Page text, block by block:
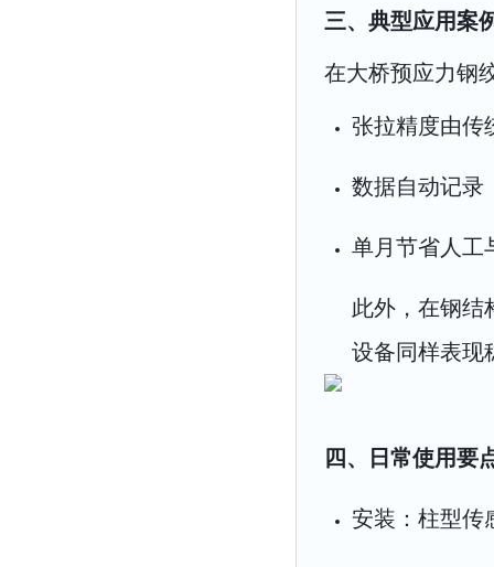
三、典型应用案
在大桥预应力钢
张拉精度由传
数据自动记录
单月节省人工
此外，在钢结
设备同样表现
四、日常使用要
安装：柱型传